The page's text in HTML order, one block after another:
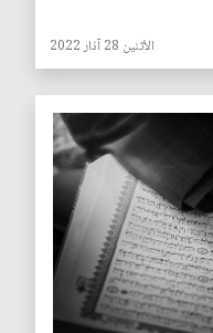
الأثنين 28 آذار 2022